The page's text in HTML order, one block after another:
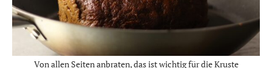
Von allen Seiten anbraten, das ist wichtig für die Kruste